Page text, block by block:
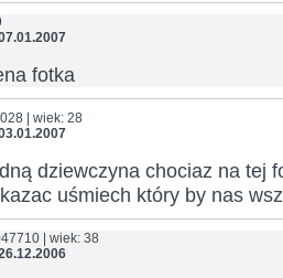
fotka
| wiek: 28
dziewczyna chociaz na tej
uśmiech który by nas
| wiek: 38